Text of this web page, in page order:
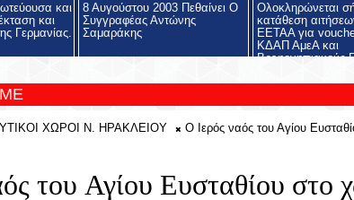
και
και
Γερμανίας.
8 Αυγούστου 2003 Πεθαίνει Ο
Συγγραφέας Αντώνης
Σαμαράκης
Ολοκληρώνεται
κατάθεση
ΕΕΤΑΑ για
ΚΔΑΠ ΑμεΑ και
Βρεφονηπιακούς-
ΧΩΡΟΙ Ν. ΗΡΑΚΛΕΙΟΥ
Ο Ιερός ναός του Αγίου
του Αγίου Ευσταθίου στο